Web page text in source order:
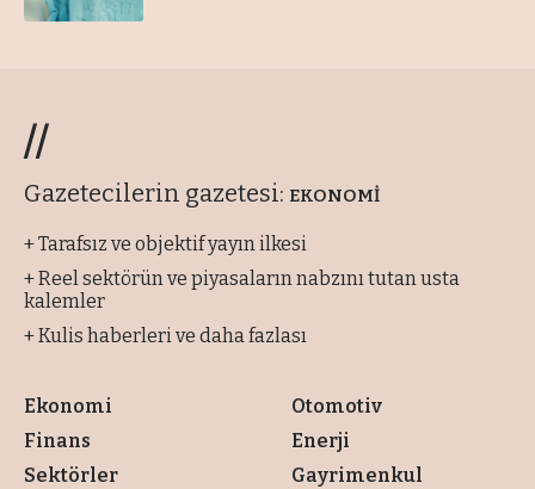
//
Gazetecilerin gazetesi: EKONOMİ
+ Tarafsız ve objektif yayın ilkesi
+ Reel sektörün ve piyasaların nabzını tutan usta
kalemler
+ Kulis haberleri ve daha fazlası
Ekonomi
Finans
Sektörler
Otomotiv
Enerji
Gayrimenkul